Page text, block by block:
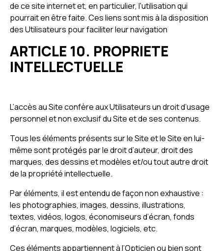
de ce site internet et, en particulier, l'utilisation qui
pourrait en être faite. Ces liens sont mis à la disposition
des Utilisateurs pour faciliter leur navigation
ARTICLE 10. PROPRIETE
INTELLECTUELLE
L’accès au Site confère aux Utilisateurs un droit d’usage
personnel et non exclusif du Site et de ses contenus.
Tous les éléments présents sur le Site et le Site en lui-
même sont protégés par le droit d’auteur, droit des
marques, des dessins et modèles et/ou tout autre droit
de la propriété intellectuelle.
Par éléments, il est entendu de façon non exhaustive :
les photographies, images, dessins, illustrations,
textes, vidéos, logos, économiseurs d’écran, fonds
d’écran, marques, modèles, logiciels, etc.
Ces éléments appartiennent à l’Opticien ou bien sont